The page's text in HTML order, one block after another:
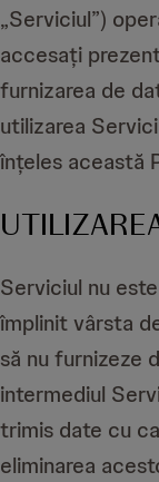
„Serviciul”)
accesați
furnizarea de
utilizarea
înțeles această
Serviciul nu
împlinit vârsta
să nu furnizeze
intermediul
trimis date cu
eliminarea